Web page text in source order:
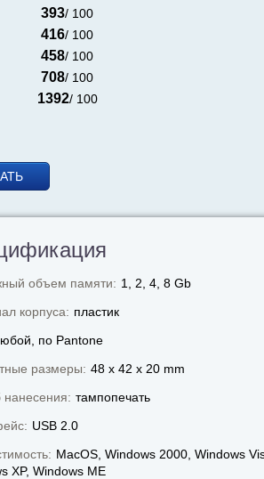
393/ 100
416/ 100
458/ 100
708/ 100
1392/ 100
объем памяти: 1, 2, 4, 8 Gb
корпуса: пластик
по Pantone
размеры: 48 x 42 x 20 mm
нанесения: тампопечать
USB 2.0
MacOS, Windows 2000, Windows
XP, Windows МЕ